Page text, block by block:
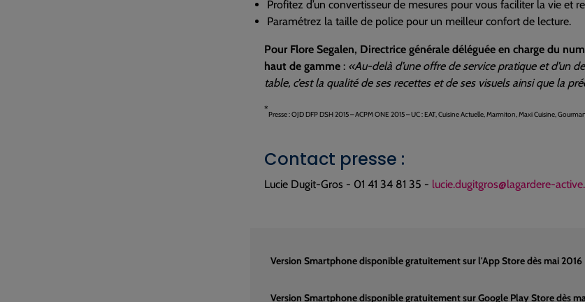
Profitez d’un convertisseur de mesures pour vous faciliter la vie et
Paramétrez la taille de police pour un meilleur confort de lecture.
Pour Flore Segalen, Directrice générale déléguée en charge du
haut de gamme : «Au-delà d’une offre de service pratique et d’un
table, c’est la qualité de ses recettes et de ses visuels ainsi que la
*Presse : OJD DFP DSH 2015 – ACPM ONE 2015 – UC : EAT, Cuisine Actuelle, Marmiton, Maxi Cuisine,
Contact presse :
Lucie Dugit-Gros - 01 41 34 81 35 - lucie.dugitgros@lagardere-
Version Smartphone disponible gratuitement sur l'App Store dès mai 2016
Version Smartphone disponible gratuitement sur Google Play Store dès